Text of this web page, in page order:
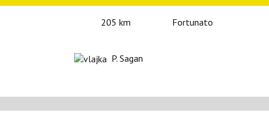
205 km
Fortunato
P. Sagan